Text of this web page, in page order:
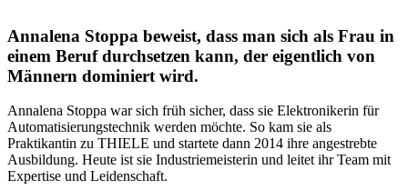
Annalena Stoppa beweist, dass man sich als Frau in
einem Beruf durchsetzen kann, der eigentlich von
Männern dominiert wird.
Annalena Stoppa war sich früh sicher, dass sie Elektronikerin für
Automatisierungstechnik werden möchte. So kam sie als
Praktikantin zu THIELE und startete dann 2014 ihre angestrebte
Ausbildung. Heute ist sie Industriemeisterin und leitet ihr Team mit
Expertise und Leidenschaft.